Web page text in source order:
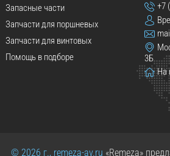
Запасные части
Запчасти для поршневых
Запчасти для винтовых
Помощь в подборе
+7
3Б
На
© 2026 г., remeza-av.ru «Remeza»